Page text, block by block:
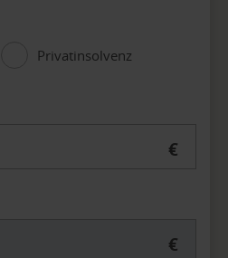
Privatinsolvenz
€
€